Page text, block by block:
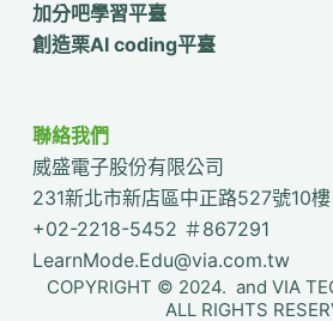
加分吧學習平臺
創造栗AI coding平臺
聯絡我們
威盛電子股份有限公司
231新北市新店區中正路527號10樓
+02-2218-5452 ＃867291
LearnMode.Edu@via.com.tw
COPYRIGHT © 2024. and VIA
ALL RIGHTS